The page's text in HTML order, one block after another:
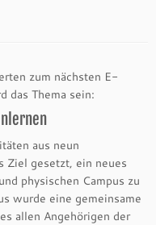
zum nächsten E-
das Thema sein:
aus neun
Ziel gesetzt, ein neues
physischen Campus zu
wurde eine gemeinsame
allen Angehörigen der